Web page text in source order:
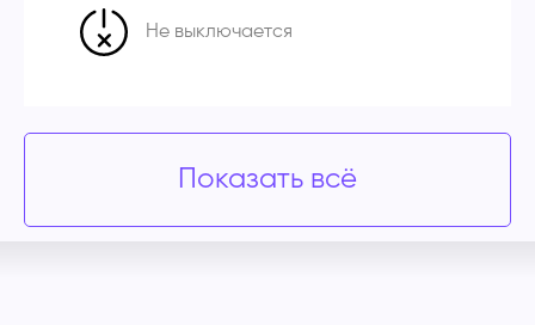
Не выключается
Показать всё